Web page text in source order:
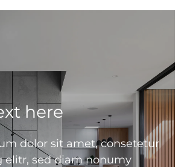
here
dolor sit amet, consetetur
elitr, sed diam nonumy